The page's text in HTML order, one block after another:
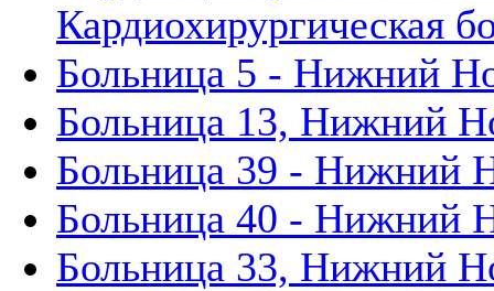
Кардиохирургическая
Больница 5 - Нижний
Больница 13, Нижний
Больница 39 - Нижний
Больница 40 - Нижний
Больница 33, Нижний